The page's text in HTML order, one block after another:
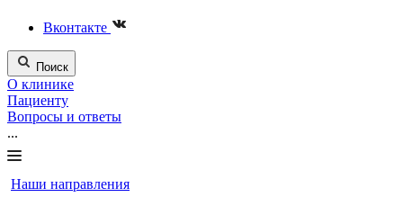
Вконтакте
Поиск
О клинике
Пациенту
Вопросы и ответы
...
Наши направления